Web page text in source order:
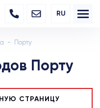
RU
Порту
Порту
СТРАНИЦУ